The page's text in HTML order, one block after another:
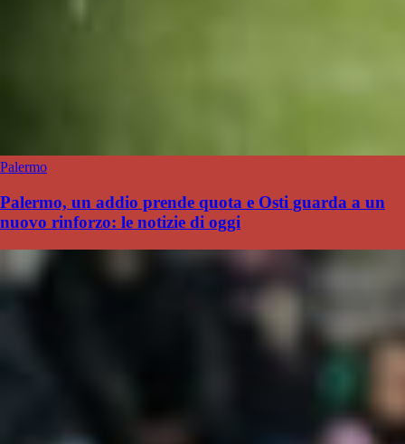
Palermo
Palermo, un addio prende quota e Osti guarda a un
nuovo rinforzo: le notizie di oggi